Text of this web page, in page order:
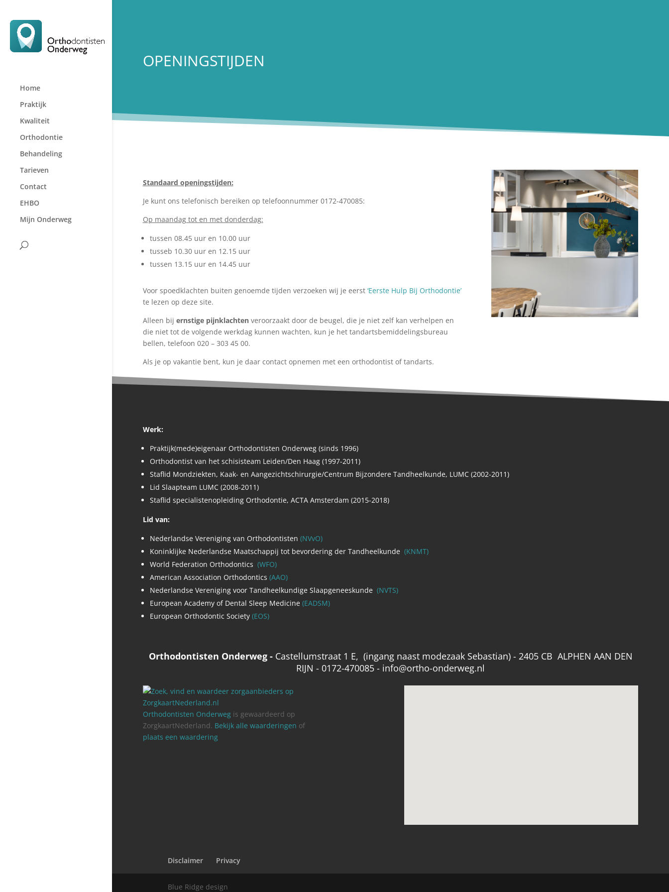
Home
Praktijk
Kwaliteit
Orthodontie
Behandeling
Tarieven
Contact
EHBO
Mijn Onderweg
OPENINGSTIJDEN
Standaard openingstijden:
Je kunt ons telefonisch bereiken op telefoonnummer 0172-470085:
Op maandag tot en met donderdag:
tussen 08.45 uur en 10.00 uur
tusseb 10.30 uur en 12.15 uur
tussen 13.15 uur en 14.45 uur
Voor spoedklachten buiten genoemde tijden verzoeken wij je eerst ‘Eerste Hulp Bij Orthodontie’
te lezen op deze site.
Alleen bij ernstige pijnklachtenveroorzaakt door de beugel, die je niet zelf kan verhelpen en
die niet tot de volgende werkdag kunnen wachten, kun je het tandartsbemiddelingsbureau
bellen, telefoon 020 – 303 45 00.
Als je op vakantie bent, kun je daar contact opnemen met een orthodontist of tandarts.
Werk:
Praktijk(mede)eigenaar Orthodontisten Onderweg (sinds 1996)
Orthodontist van het schisisteam Leiden/Den Haag (1997-2011)
Staflid Mondziekten, Kaak- en Aangezichtschirurgie/Centrum Bijzondere Tandheelkunde, LUMC (2002-2011)
Lid Slaapteam LUMC (2008-2011)
Staflid specialistenopleiding Orthodontie, ACTA Amsterdam (2015-2018)
Lid van:
Nederlandse Vereniging van Orthodontisten (NVvO)
Koninklijke Nederlandse Maatschappij tot bevordering der Tandheelkunde (KNMT)
World Federation Orthodontics (WFO)
American Association Orthodontics (AAO)
Nederlandse Vereniging voor Tandheelkundige Slaapgeneeskunde (NVTS)
European Academy of Dental Sleep Medicine (EADSM)
European Orthodontic Society(EOS)
Orthodontisten Onderweg - Castellumstraat 1 E, (ingang naast modezaak Sebastian) - 2405 CB ALPHEN AAN DEN
RIJN - 0172-470085 - info@ortho-onderweg.nl
Orthodontisten Onderwegis gewaardeerd op
ZorgkaartNederland. Bekijk alle waarderingen of
plaats een waardering
Disclaimer Privacy
Blue Ridge design